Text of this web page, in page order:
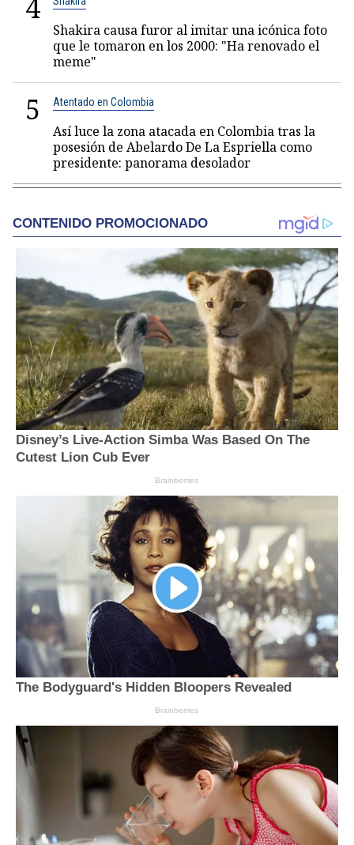
4
Shakira causa furor al imitar una icónica foto
que le tomaron en los 2000: "Ha renovado el
meme"
5 Atentado en Colombia
Así luce la zona atacada en Colombia tras la
posesión de Abelardo De La Espriella como
presidente: panorama desolador